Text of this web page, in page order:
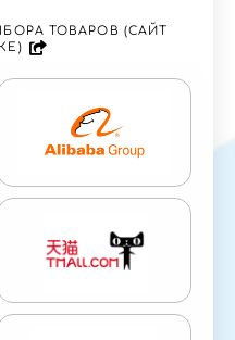
ТОВАРОВ (САЙТ